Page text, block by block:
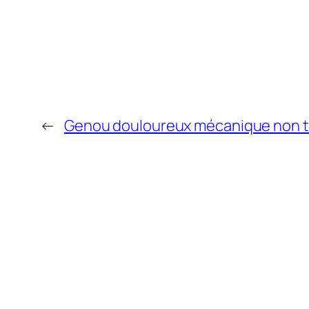
← Genou douloureux mécanique non